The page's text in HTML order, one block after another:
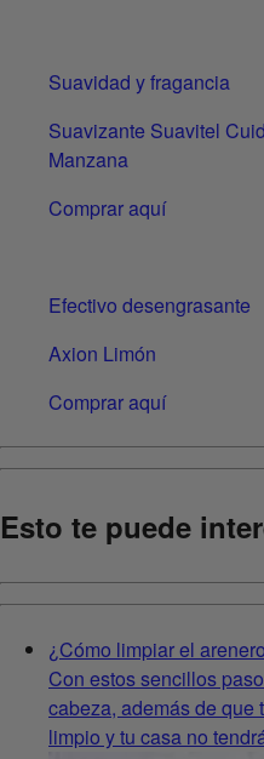
Suavidad y fragancia
Suavizante Suavitel
Manzana
Comprar aquí
Efectivo desengrasante
Axion Limón
Comprar aquí
Esto te puede
¿Cómo limpiar el
Con estos sencillos
cabeza, además de que
limpio y tu casa no